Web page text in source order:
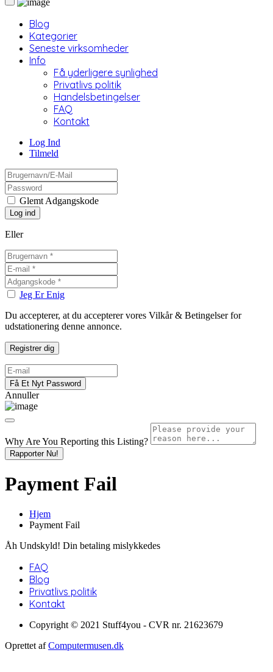
Blog
Kategorier
Seneste virksomheder
Info
Få yderligere synlighed
Privatlivs politik
Handelsbetingelser
FAQ
Kontakt
Log Ind
Tilmeld
Glemt Adgangskode
Eller
Jeg Er Enig
Du accepterer, at du accepterer vores Vilkår & Betingelser for
udstationering denne annonce.
Annuller
Why Are You Reporting this Listing?
Rapporter Nu!
Payment Fail
Hjem
Payment Fail
Åh Undskyld! Din betaling mislykkedes
FAQ
Blog
Privatlivs politik
Kontakt
Copyright © 2021 Stuff4you - CVR nr. 21623679
Oprettet afComputermusen.dk